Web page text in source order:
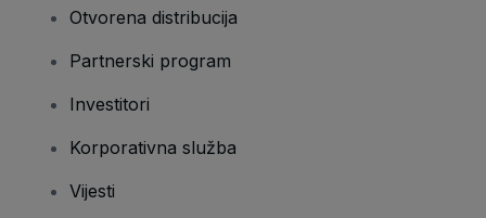
Otvorena distribucija
Partnerski program
Investitori
Korporativna služba
Vijesti